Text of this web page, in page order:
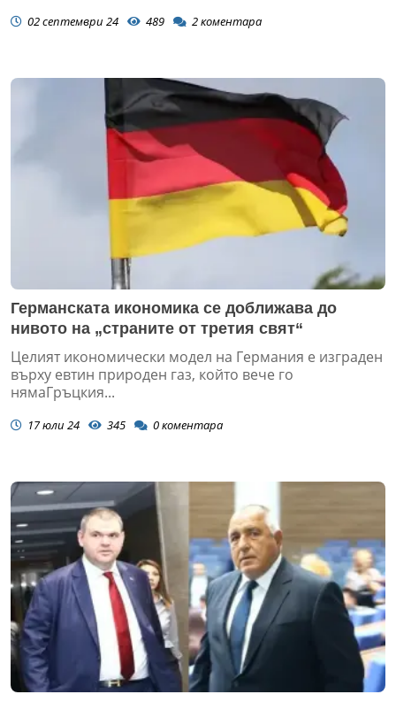
02 септември 24 489 2коментара
Германската икономика се доближава до
нивото на „страните от третия свят“
Целият икономически модел на Германия е изграден
върху евтин природен газ, който вече го
нямаГръцкия...
17 юли 24 345 0коментара